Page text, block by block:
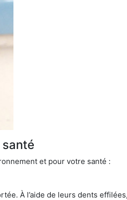
et pour votre santé :
À l’aide de leurs dents